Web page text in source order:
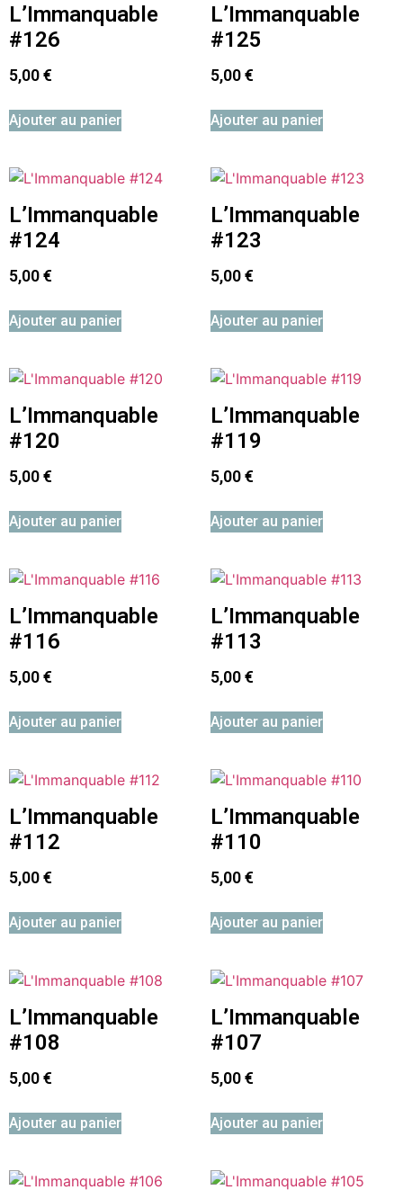
L’Immanquable
#126
5,00€
Ajouter au panier
L’Immanquable
#125
5,00€
Ajouter au panier
L’Immanquable
#124
5,00€
Ajouter au panier
L’Immanquable
#123
5,00€
Ajouter au panier
L’Immanquable
#120
5,00€
Ajouter au panier
L’Immanquable
#119
5,00€
Ajouter au panier
L’Immanquable
#116
5,00€
Ajouter au panier
L’Immanquable
#113
5,00€
Ajouter au panier
L’Immanquable
#112
5,00€
Ajouter au panier
L’Immanquable
#110
5,00€
Ajouter au panier
L’Immanquable
#108
5,00€
Ajouter au panier
L’Immanquable
#107
5,00€
Ajouter au panier